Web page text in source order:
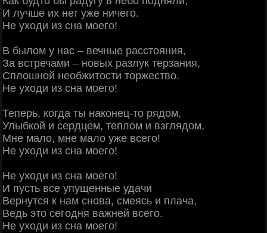
И лучше их нет уже ничего.
Не уходи из сна моего!
В былом у нас – вечные расстояния,
За встречами – новых разлук терзания,
Сплошной необжитости торжество.
Не уходи из сна моего!
Теперь, когда ты наконец-то рядом,
Улыбкой и сердцем, теплом и взглядом,
Мне мало, мне мало уже всего!
Не уходи из сна моего!
Не уходи из сна моего!
И пусть все упущенные удачи
Вернутся к нам снова, смеясь и плача,
Ведь это сегодня важней всего.
Не уходи из сна моего!